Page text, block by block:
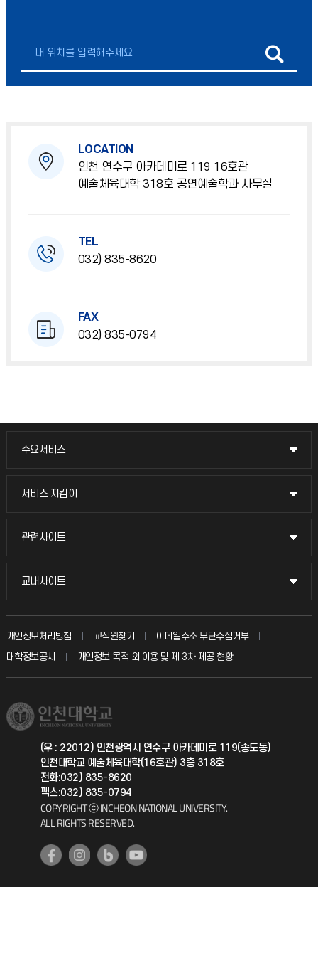
LOCATION
인천 연수구 아카데미로 119 16호관
예술체육대학 318호 공연예술학과 사무실
TEL
032) 835-8620
FAX
032) 835-0794
주요서비스
주요서비스
교무회의방송
입학안내
취업정보(학생)
서비스 지킴이
서비스 지킴이
묻고 답하기
칭찬마당
학생서비스 지킴이
관련사이트
관련사이트
국방헬프콜
총동문회
교내사이트
교내사이트
교수회
교육혁신본부
국제지원과
공자아카데미
기초교육원
개인정보처리방침 교직원찾기
이메일주소 무단수집거부
대학정보공시
개인정보 목적 외 이용 및 제 3차 제공 현황
(우 : 22012) 인천광역시 연수구 아카데미로 119(송도동)
인천대학교 예술체육대학(16호관) 3층 318호
전화:032) 835-8620
팩스:032) 835-0794
COPYRIGHT ⓒ INCHEON NATIONAL UNIVERSITY.
ALL RIGHTS RESERVED.